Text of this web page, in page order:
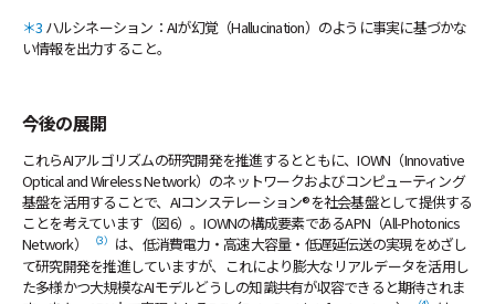
＊3 ハルシネーション：AIが幻覚（Hallucination）のように事実に基づかな
い情報を出力すること。
今後の展開
これらAIアルゴリズムの研究開発を推進するとともに、IOWN（Innovative
Optical and Wireless Network）のネットワークおよびコンピューティング
基盤を活用することで、AIコンステレーション®を社会基盤として提供する
ことを考えています（図6）。IOWNの構成要素であるAPN（All-Photonics
Network）
（3） は、低消費電力・高速大容量・低遅延伝送の実現をめざし
て研究開発を推進していますが、これにより膨大なリアルデータを活用し
た多様かつ大規模なAIモデルどうしの知識共有が収容できると期待されま